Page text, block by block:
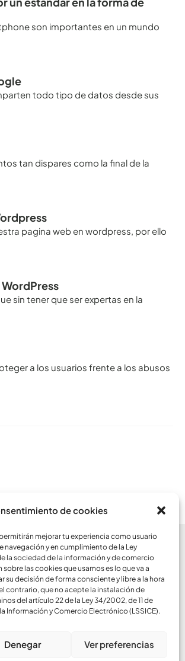
de cookies
mejorar tu experiencia como usuario
navegación y en cumplimiento de la Ley
la sociedad de la información y de comercio
las cookies que usamos es lo que va a
su decisión de forma consciente y libre a la hora
contrario, que no acepte la instalación de
del artículo 22 de la Ley 34/2002, de 11 de
Información y Comercio Electrónico (LSSICE).
Denegar Ver preferencias
son importantes en un mundo
todo tipo de datos desde sus
tan dispares como la final de la
pagina web en wordpress, por ello
sin tener que ser expertas en la
a los usuarios frente a los abusos